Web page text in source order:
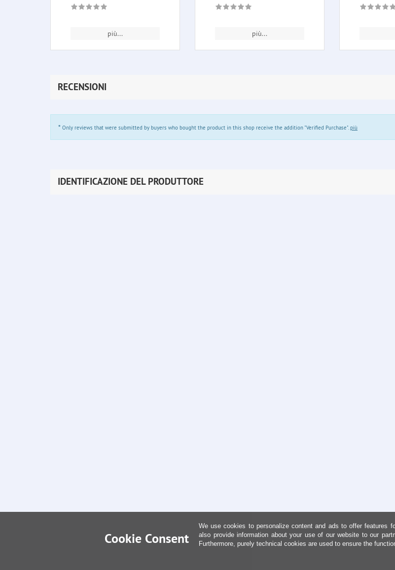
più... più...
RECENSIONI
* Only reviews that were submitted by buyers who bought the product in this shop receive the addition "Verified Purchase".più
IDENTIFICAZIONE DEL PRODUTTORE
Cookie Consent
We use cookies to personalize content and ads to offer features
also provide information about your use of our website to our
Furthermore, purely technical cookies are used to ensure the